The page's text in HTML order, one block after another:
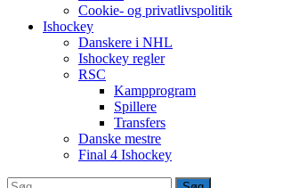
Cookie- og privatlivspolitik
Ishockey
Danskere i NHL
Ishockey regler
RSC
Kampprogram
Spillere
Transfers
Danske mestre
Final 4 Ishockey
Søg